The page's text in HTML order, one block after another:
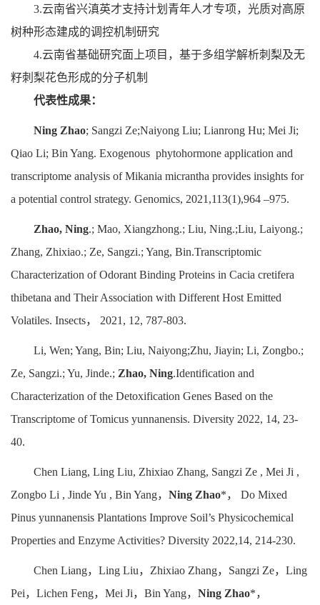
3.云南省兴滇英才支持计划青年人才专项，光质对高原
树种形态建成的调控机制研究
4.云南省基础研究面上项目，基于多组学解析刺梨及无
籽刺梨花色形成的分子机制
代表性成果：
Ning Zhao; Sangzi Ze;Naiyong Liu; Lianrong Hu; Mei Ji;
Qiao Li; Bin Yang. Exogenous phytohormone application and
transcriptome analysis of Mikania micrantha provides insights for
a potential control strategy. Genomics, 2021,113(1),964 –975.
Zhao, Ning.; Mao, Xiangzhong.; Liu, Ning.;Liu, Laiyong.;
Zhang, Zhixiao.; Ze, Sangzi.; Yang, Bin.Transcriptomic
Characterization of Odorant Binding Proteins in Cacia cretifera
thibetana and Their Association with Different Host Emitted
Volatiles. Insects， 2021, 12, 787-803.
Li, Wen; Yang, Bin; Liu, Naiyong;Zhu, Jiayin; Li, Zongbo.;
Ze, Sangzi.; Yu, Jinde.; Zhao, Ning.Identification and
Characterization of the Detoxification Genes Based on the
Transcriptome of Tomicus yunnanensis. Diversity 2022, 14, 23-
40.
Chen Liang, Ling Liu, Zhixiao Zhang, Sangzi Ze , Mei Ji ,
Zongbo Li , Jinde Yu , Bin Yang， Ning Zhao*， Do Mixed
Pinus yunnanensis Plantations Improve Soil’s Physicochemical
Properties and Enzyme Activities? Diversity 2022,14, 214-230.
Chen Liang，Ling Liu，Zhixiao Zhang，Sangzi Ze，Ling
Pei，Lichen Feng，Mei Ji，Bin Yang， Ning Zhao*，